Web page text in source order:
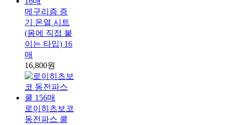
메구리즘 증
기 온열 시트
(몸에 직접 붙
이는 타입) 16
매
16,800원
로이히츠보코
동전파스 쿨